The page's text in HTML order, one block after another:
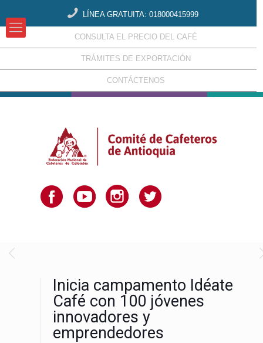
LÍNEA GRATUITA: 018000415999
CONSULTA EL PRECIO DEL CAFÉ
TRÁMITES DE EXPORTACIÓN
CONTÁCTENOS
Inicia campamento Idéate
Café con 100 jóvenes
innovadores y
emprendedores